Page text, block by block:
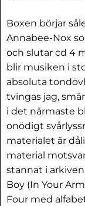
Boxen börjar
Annabee-Nox
och slutar cd 4
blir musiken i
absoluta
tvingas jag,
i det närmaste
onödigt
materialet är
material
stannat i
Boy (In Your
Four med